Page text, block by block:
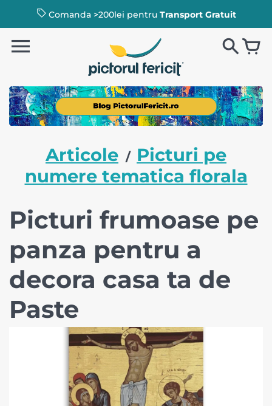
Comanda >200lei pentru Transport Gratuit
Articole / Picturi pe
numere tematica florala
Picturi frumoase pe
panza pentru a
decora casa ta de
Paste